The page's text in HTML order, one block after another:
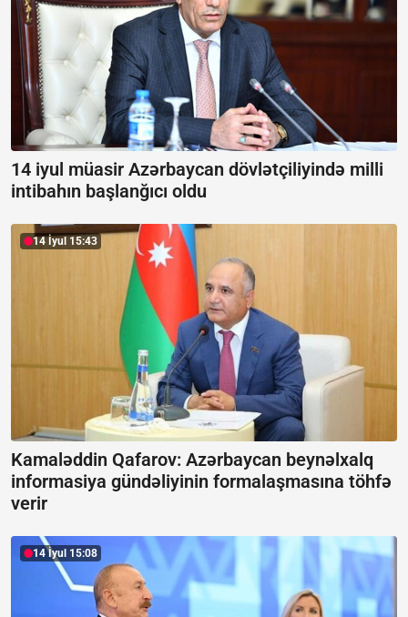
14 iyul müasir Azərbaycan dövlətçiliyində milli
intibahın başlanğıcı oldu
14 İyul 15:43
Kamaləddin Qafarov: Azərbaycan beynəlxalq
informasiya gündəliyinin formalaşmasına töhfə
verir
14 İyul 15:08